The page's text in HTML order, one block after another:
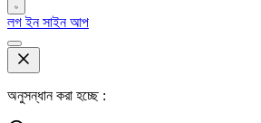
লগ ইনসাইন আপ
অনুসন্ধান করা হচ্ছে :